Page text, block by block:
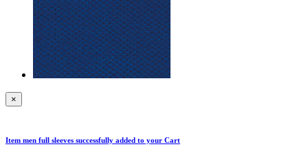
×
Item men full sleeves successfully added to your Cart